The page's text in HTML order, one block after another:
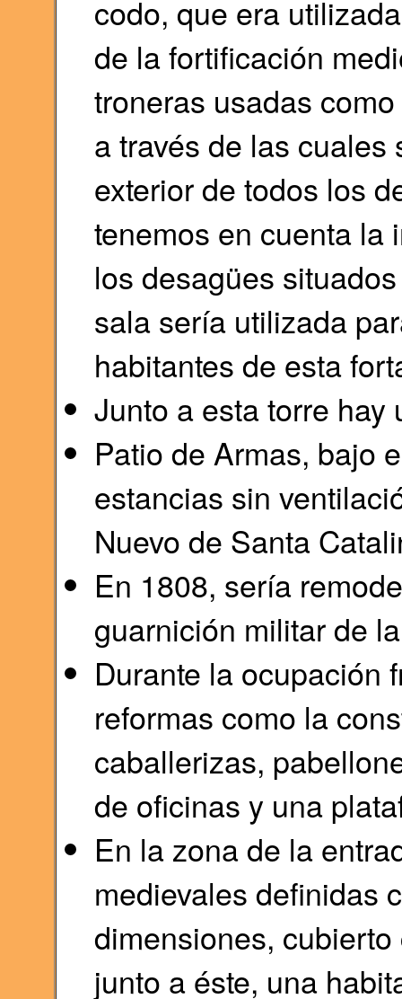
codo, que era
de la fortificación
troneras usadas
a través de las
exterior de todos los
tenemos en cuenta la
los desagües
sala sería utilizada
habitantes de esta
Junto a esta torre
Patio de Armas, bajo
estancias sin
Nuevo de Santa
En 1808, sería
guarnición militar de
Durante la ocupación
reformas como la
caballerizas,
de oficinas y una
En la zona de la
medievales definidas
dimensiones,
junto a éste, una